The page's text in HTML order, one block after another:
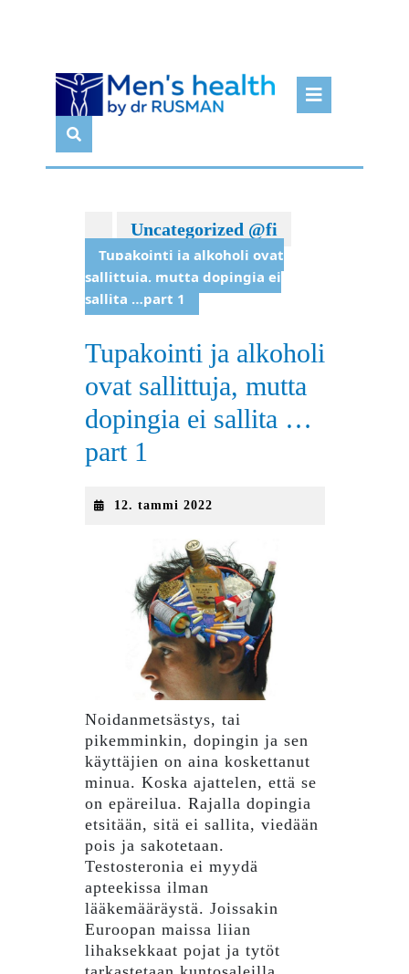
Skip
content
Uncategorized @fi
Tupakointi ja alkoholi ovat
sallittuja, mutta dopingia ei
sallita …part 1
Tupakointi ja alkoholi
ovat sallittuja, mutta
dopingia ei sallita …
part 1
12. tammi 202212.
2022
Noidanmetsästys, tai
pikemminkin, dopingin ja sen
käyttäjien on aina koskettanut
minua. Koska ajattelen, että se
on epäreilua. Rajalla dopingia
etsitään, sitä ei sallita, viedään
pois ja sakotetaan.
Testosteronia ei myydä
apteekissa ilman
lääkemääräystä. Joissakin
Euroopan maissa liian
lihaksekkaat pojat ja tytöt